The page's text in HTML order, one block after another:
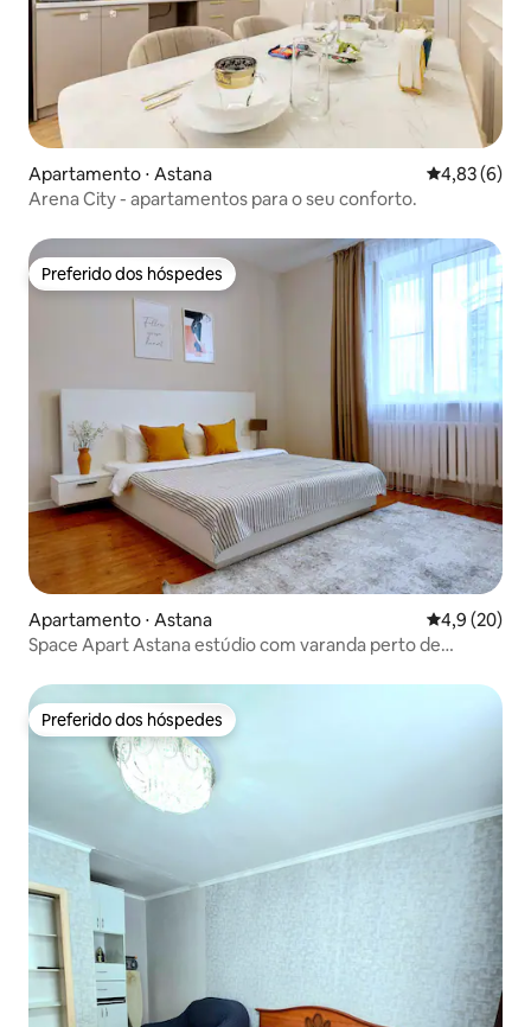
Apartamento ⋅ Astana 4,83 de uma
4,83 (6)
Arena City - apartamentos para o seu conforto.
Preferido dos hóspedes
Preferido dos hóspedes
Apartamento ⋅ Astana 4,9 de uma
4,9 (20)
Space Apart Astana estúdio com varanda perto de
Preferido dos hóspedes
Preferido dos hóspedes